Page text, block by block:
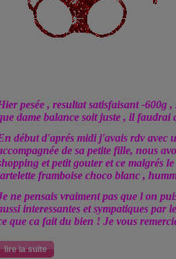
pesée , resultat satisfaisant -600g ,
dame balance soit juste , il faudrai
début d'aprés midi j'avais rdv avec
de sa petite fille, nous
et petit gouter et ce malgrés
framboise choco blanc ,
ne pensais vraiment pas que l on
interessantes et sympatiques par
que ca fait du bien ! Je vous
lire la suite